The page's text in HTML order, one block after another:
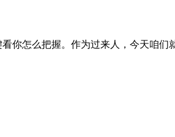
你怎么把握。作为过来人，今天咱们